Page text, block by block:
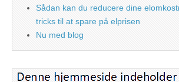
Sådan kan du reducere dine
tricks til at spare på elprisen
Nu med blog